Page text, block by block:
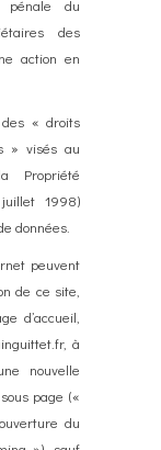
pénale du
des
action en
des « droits
» visés au
Propriété
1998)
données.
peuvent
de ce site,
d’accueil,
à
nouvelle
page («
du